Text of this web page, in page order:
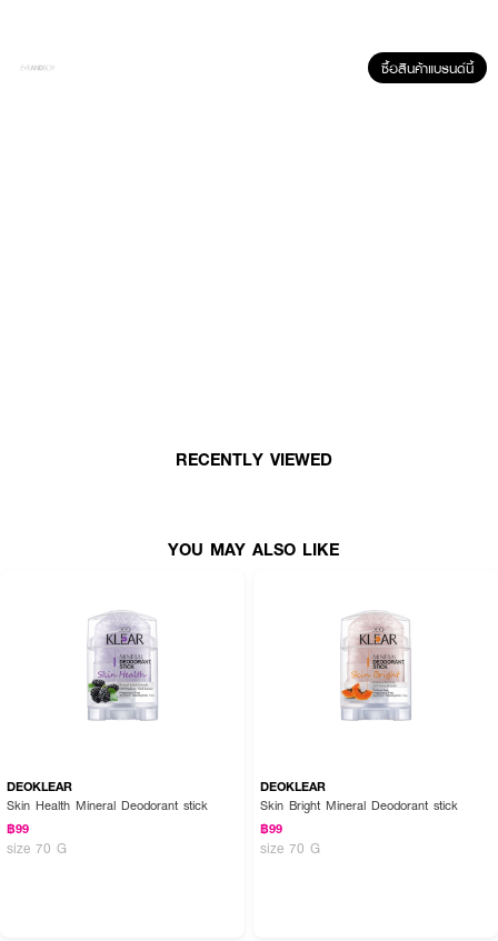
ซื้อสินค้าแบรนด์นี้
RECENTLY VIEWED
YOU MAY ALSO LIKE
DEOKLEAR
Skin Health Mineral Deodorant stick
฿99
size 70 G
DEOKLEAR
Skin Bright Mineral Deodorant stick
฿99
size 70 G